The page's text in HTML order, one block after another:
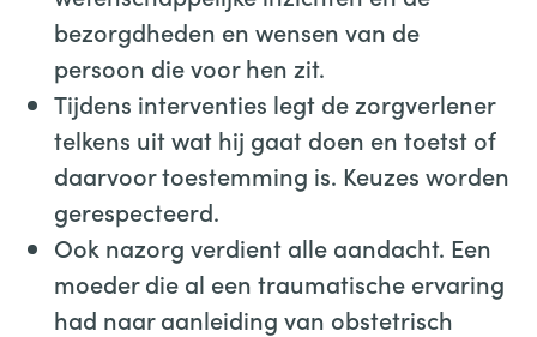
bezorgdheden en wensen van de
persoon die voor hen zit.
Tijdens interventies legt de zorgverlener
telkens uit wat hij gaat doen en toetst of
daarvoor toestemming is. Keuzes worden
gerespecteerd.
Ook nazorg verdient alle aandacht. Een
moeder die al een traumatische ervaring
had naar aanleiding van obstetrisch